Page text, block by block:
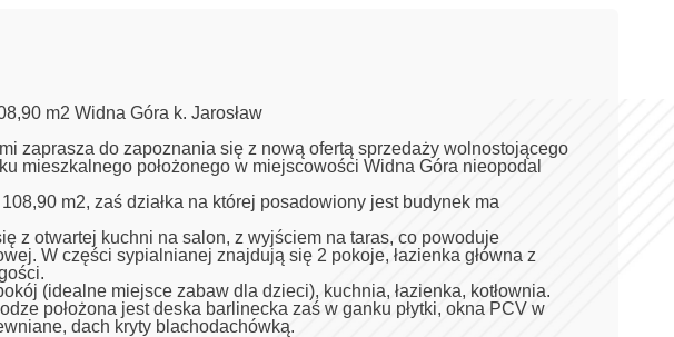
m2 Widna Góra k. Jarosław
zaprasza do zapoznania się z nową ofertą sprzedaży wolnostojącego
mieszkalnego położonego w miejscowości Widna Góra nieopodal
m2, zaś działka na której posadowiony jest budynek ma
z otwartej kuchni na salon, z wyjściem na taras, co powoduje
W części sypialnianej znajdują się 2 pokoje, łazienka główna z
(idealne miejsce zabaw dla dzieci), kuchnia, łazienka, kotłownia.
położona jest deska barlinecka zaś w ganku płytki, okna PCV w
dach kryty blachodachówką.